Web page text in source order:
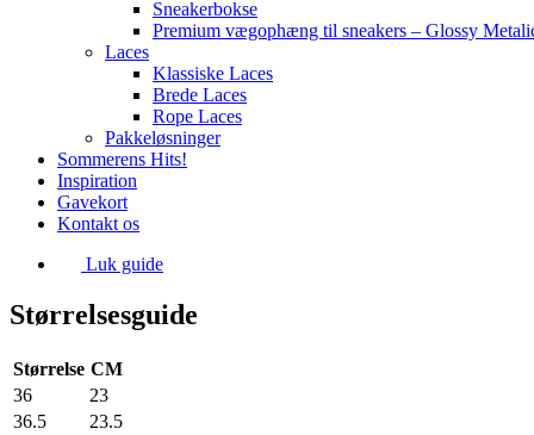
Sneakerbokse
Premium vægophæng til sneakers – Glossy
Laces
Klassiske Laces
Brede Laces
Rope Laces
Pakkeløsninger
Sommerens Hits!
Inspiration
Gavekort
Kontakt os
Luk guide
Størrelsesguide
Størrelse CM
36
23
36.5
23.5